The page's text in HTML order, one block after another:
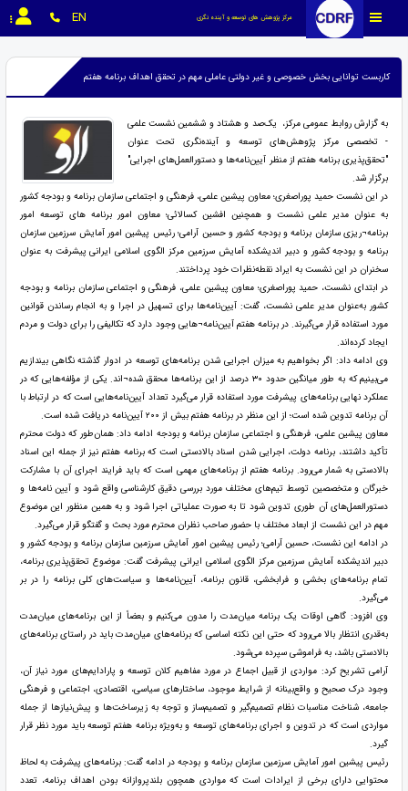
مرکز پژوهش های توسعه و آینده نگری EN
کاربست توانایی بخش خصوصی و غیر دولتی عاملی مهم در تحقق اهداف برنامه هفتم
به گزارش روابط عمومی مرکز، یک‌صد و هشتاد و ششمین نشست علمی
- تخصصی مرکز پژوهش‌های توسعه و آینده‌نگری تحت عنوان
"تحقق‌پذیری برنامه هفتم از منظر آیین‌نامه‌ها و دستورالعمل‌های اجرایی"
برگزار شد.
در این نشست حمید پوراصغری؛ معاون پیشین علمی، فرهنگی و اجتماعی سازمان برنامه و بودجه کشور
به عنوان مدیر علمی نشست و همچنین افشین کسالائی؛ معاون امور برنامه های توسعه امور
برنامه¬ریزی سازمان برنامه و بودجه کشور و حسین آرامی؛ رئیس پیشین امور آمایش سرزمین سازمان
برنامه و بودجه کشور و دبیر اندیشکده آمایش سرزمین مرکز الگوی اسلامی ایرانی پیشرفت به عنوان
سخنران در این نشست به ایراد نقطه‌نظرات خود پرداختند.
در ابتدای نشست، حمید پوراصغری؛ معاون پیشین علمی، فرهنگی و اجتماعی سازمان برنامه و بودجه
کشور به‌عنوان مدیر علمی نشست، گفت: آیین‌نامه‌ها برای تسهیل در اجرا و به انجام رساندن قوانین
مورد استفاده قرار می‌گیرند. در برنامه هفتم آیین‌نامه¬هایی وجود دارد که تکالیفی را برای دولت و مردم
ایجاد کرده‌اند.
وی ادامه داد: اگر بخواهیم به میزان اجرایی شدن برنامه‌های توسعه در ادوار گذشته نگاهی بیندازیم
می‌بینیم که به طور میانگین حدود ۳۰ درصد از این برنامه‌ها محقق شده¬اند. یکی از مؤلفه‌هایی که در
عملکرد نهایی برنامه‌های پیشرفت مورد استفاده قرار می‌گیرد تعداد آیین‌نامه‌هایی است که در ارتباط با
آن برنامه تدوین شده است؛ از این منظر در برنامه هفتم بیش از ۲۰۰ آیین‌نامه دریافت شده است.
معاون پیشین علمی، فرهنگی و اجتماعی سازمان برنامه و بودجه ادامه داد: همان‌طور که دولت محترم
تأکید داشتند، برنامه دولت، اجرایی شدن اسناد بالادستی است که برنامه هفتم نیز از جمله این اسناد
بالادستی به شمار می‌رود. برنامه هفتم از برنامه‌های مهمی است که باید فرایند اجرای آن با مشارکت
خبرگان و متخصصین توسط تیم‌های مختلف مورد بررسی دقیق کارشناسی واقع شود و آیین نامه‌ها و
دستورالعمل‌های آن طوری تدوین شود تا به صورت عملیاتی اجرا شود و به همین منظور این موضوع
مهم در این نشست از ابعاد مختلف با حضور صاحب نظران محترم مورد بحث و گفتگو قرار می‌گیرد.
در ادامه این نشست، حسین آرامی؛ رئیس پیشین امور آمایش سرزمین سازمان برنامه و بودجه کشور و
دبیر اندیشکده آمایش سرزمین مرکز الگوی اسلامی ایرانی پیشرفت گفت: موضوع تحقق‌پذیری برنامه،
تمام برنامه‌های بخشی و فرابخشی، قانون برنامه، آیین‌نامه‌ها و سیاست‌های کلی برنامه را در بر
می‌گیرد.
وی افزود: گاهی اوقات یک برنامه میان‌مدت را مدون می‌کنیم و بعضاً از این برنامه‌های میان‌مدت
به‌قدری انتظار بالا می‌رود که حتی این نکته اساسی که برنامه‌های میان‌مدت باید در راستای برنامه‌های
بالادستی باشد، به فراموشی سپرده می‌شود.
آرامی تشریح کرد: مواردی از قبیل اجماع در مورد مفاهیم کلان توسعه و پارادایم‌های مورد نیاز آن،
وجود درک صحیح و واقع‌بینانه از شرایط موجود، ساختار‌های سیاسی، اقتصادی، اجتماعی و فرهنگی
جامعه، شناخت مناسبات نظام تصمیم‌گیر و تصمیم‌ساز و توجه به زیرساخت‌ها و پیش‌نیاز‌ها از جمله
مواردی است که در تدوین و اجرای برنامه‌های توسعه و به‌ویژه برنامه هفتم توسعه باید مورد نظر قرار
گیرد.
رئیس پیشین امور آمایش سرزمین سازمان برنامه و بودجه در ادامه گفت: برنامه‌های پیشرفت به لحاظ
محتوایی دارای برخی از ایرادات است که مواردی همچون بلندپروازانه بودن اهداف برنامه، تعدد